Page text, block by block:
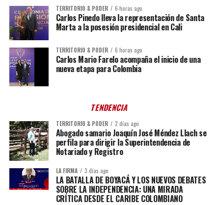
TERRITORIO & PODER 6 horas ago
Carlos Pinedo lleva la representación de Santa
Marta a la posesión presidencial en Cali
TERRITORIO & PODER 6 horas ago
Carlos Mario Farelo acompaña el inicio de una
nueva etapa para Colombia
TENDENCIA
TERRITORIO & PODER 2 días ago
Abogado samario Joaquín José Méndez Llach se
perfila para dirigir la Superintendencia de
Notariado y Registro
LA FIRMA 3 días ago
LA BATALLA DE BOYACÁ Y LOS NUEVOS DEBATES
SOBRE LA INDEPENDENCIA: UNA MIRADA
CRÍTICA DESDE EL CARIBE COLOMBIANO